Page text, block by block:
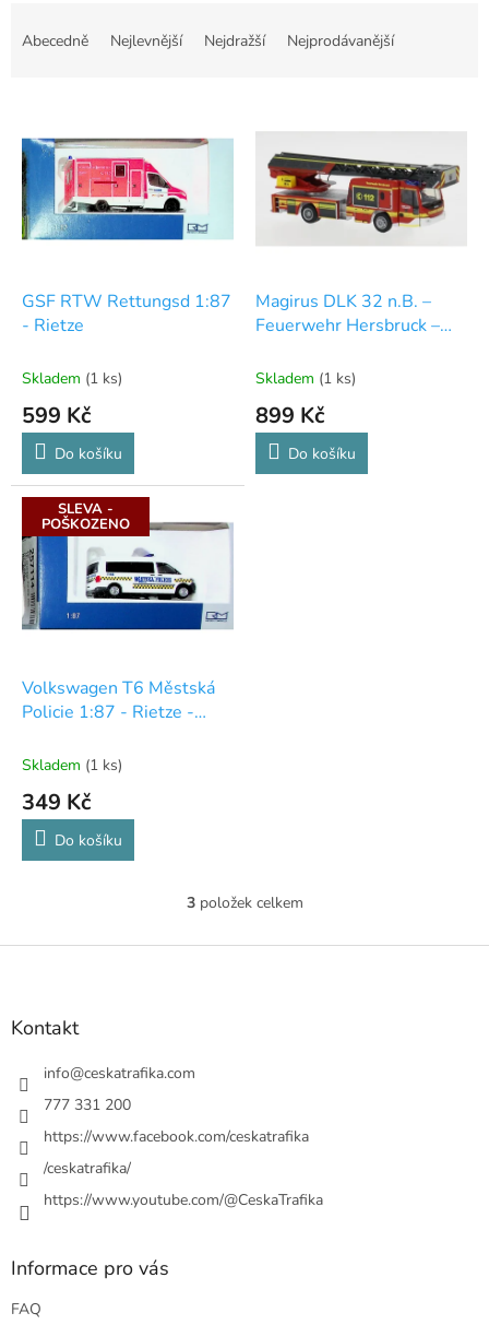
p
d
Abecedně Nejlevnější Nejdražší Nejprodávanější
p
p
GSF RTW Rettungsd 1:87
- Rietze
Skladem (1 ks)
599 Kč
Do košíku
Magirus DLK 32 n.B. –
Feuerwehr Hersbruck –
Skladem (1 ks)
899 Kč
Do košíku
SLEVA -
POŠKOZENO
Volkswagen T6 Městská
Policie 1:87 - Rietze -
Skladem (1 ks)
349 Kč
Do košíku
O
l
k
ý
3položek celkem
Z
Kontakt
info@ceskatrafika.com
777 331 200
https://www.facebook.com/ceskatrafika
/ceskatrafika/
https://www.youtube.com/@CeskaTrafika
Informace pro vás
FAQ